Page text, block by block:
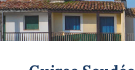
Règlementation
BATEAUX